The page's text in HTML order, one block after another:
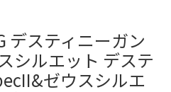
デスティニーガン
シルエット デステ
ゼウスシルエ